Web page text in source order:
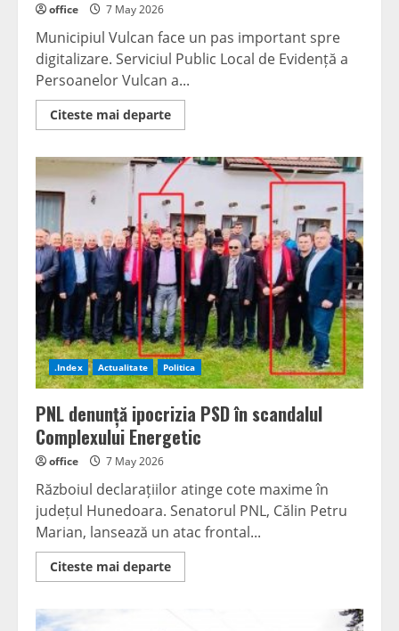
office 7 May 2026
Municipiul Vulcan face un pas important spre
digitalizare. Serviciul Public Local de Evidență a
Persoanelor Vulcan a...
Citeste mai departeRead
more
Vulcan
îndeamnă
cetățenii
să
opteze
pentru
Cartea
Electronică
de
Identitate
.Index Actualitate Politica
PNL denunță ipocrizia PSD în scandalul
Complexului Energetic
office 7 May 2026
Războiul declarațiilor atinge cote maxime în
județul Hunedoara. Senatorul PNL, Călin Petru
Marian, lansează un atac frontal...
Citeste mai departeRead
more